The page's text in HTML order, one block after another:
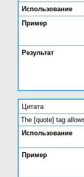
Использование
Пример
Результат
Цитата
The [quote] tag
Использование
Пример